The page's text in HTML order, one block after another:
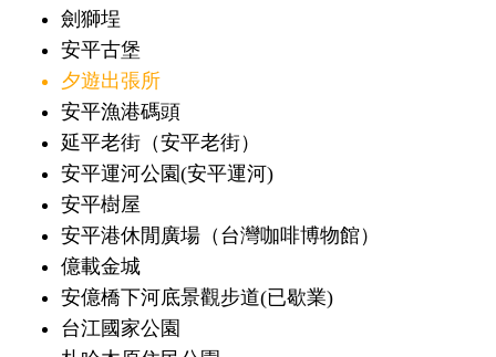
劍獅埕
安平古堡
夕遊出張所
安平漁港碼頭
延平老街（安平老街）
安平運河公園(安平運河)
安平樹屋
安平港休閒廣場（台灣咖啡博物館）
億載金城
安億橋下河底景觀步道(已歇業)
台江國家公園